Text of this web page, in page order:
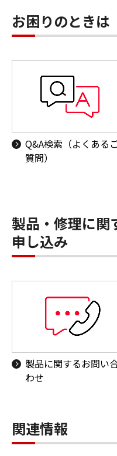
お困りのときは
Q&A検索（よくある
質問）
製品・修理に関
申し込み
製品に関するお問い
わせ
関連情報